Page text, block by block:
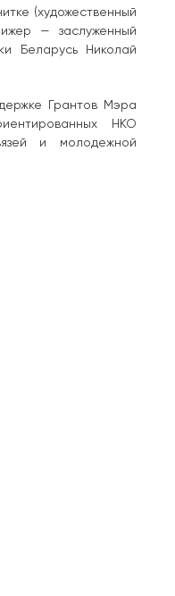
(художественный
— заслуженный
Беларусь Николай
Грантов Мэра
НКО
и молодежной